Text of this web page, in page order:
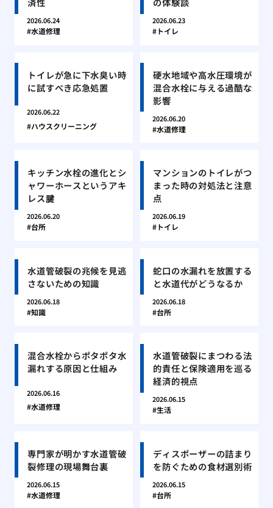
2026.06.24
水道修理
2026.06.23
トイレ
トイレが急に下水臭い時
に試すべき応急処置
2026.06.22
ハウスクリーニング
硬水地域や高水圧環境が
混合水栓に与える過酷な
影響
2026.06.20
水道修理
キッチン水栓の進化とシ
ャワーホースというアキ
レス腱
2026.06.20
台所
マンションのトイレがつ
まった時の対処法と注意
点
2026.06.19
トイレ
水道管破裂の兆候を見逃
さないための知識
2026.06.18
知識
蛇口の水漏れを放置する
と水道代がどうなるか
2026.06.18
台所
混合水栓からポタポタ水
漏れする原因と仕組み
2026.06.16
水道修理
水道管破裂にまつわる法
的責任と保険適用を巡る
経済的視点
2026.06.15
生活
専門家が明かす水道管破
裂修理の現場舞台裏
2026.06.15
水道修理
ディスポーザーの詰まり
を防ぐための食材選別術
2026.06.15
台所